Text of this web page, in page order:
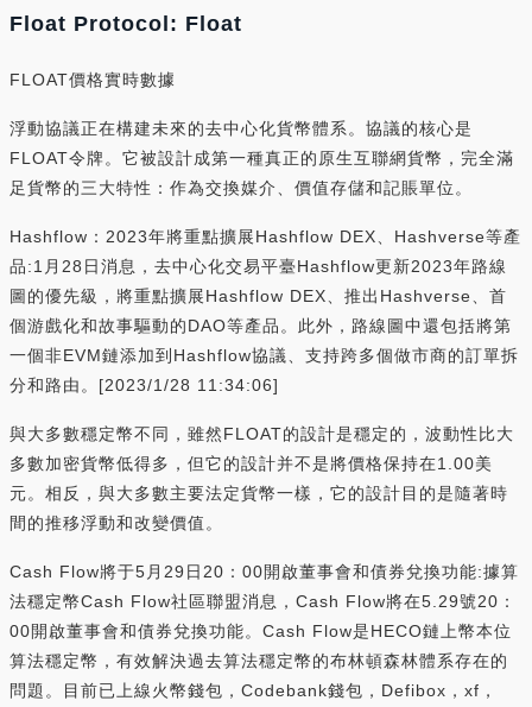
Float Protocol: Float
FLOAT價格實時數據
浮動協議正在構建未來的去中心化貨幣體系。協議的核心是
FLOAT令牌。它被設計成第一種真正的原生互聯網貨幣，完全滿
足貨幣的三大特性：作為交換媒介、價值存儲和記賬單位。
Hashflow：2023年將重點擴展Hashflow DEX、Hashverse等產
品:1月28日消息，去中心化交易平臺Hashflow更新2023年路線
圖的優先級，將重點擴展Hashflow DEX、推出Hashverse、首
個游戲化和故事驅動的DAO等產品。此外，路線圖中還包括將第
一個非EVM鏈添加到Hashflow協議、支持跨多個做市商的訂單拆
分和路由。[2023/1/28 11:34:06]
與大多數穩定幣不同，雖然FLOAT的設計是穩定的，波動性比大
多數加密貨幣低得多，但它的設計并不是將價格保持在1.00美
元。相反，與大多數主要法定貨幣一樣，它的設計目的是隨著時
間的推移浮動和改變價值。
Cash Flow將于5月29日20：00開啟董事會和債券兌換功能:據算
法穩定幣Cash Flow社區聯盟消息，Cash Flow將在5.29號20：
00開啟董事會和債券兌換功能。Cash Flow是HECO鏈上幣本位
算法穩定幣，有效解決過去算法穩定幣的布林頓森林體系存在的
問題。目前已上線火幣錢包，Codebank錢包，Defibox，xf，